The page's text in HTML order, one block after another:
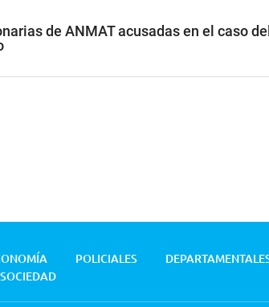
de ANMAT acusadas en el caso
POLICIALES
SOCIEDAD